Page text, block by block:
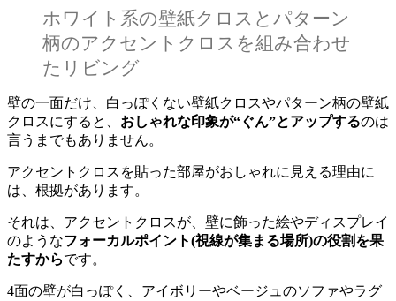
ホワイト系の壁紙クロスとパターン
柄のアクセントクロスを組み合わせ
たリビング
壁の一面だけ、白っぽくない壁紙クロスやパターン柄の壁紙
クロスにすると、 おしゃれな印象が“ぐん”とアップするのは
言うまでもありません。
アクセントクロスを貼った部屋がおしゃれに見える理由に
は、根拠があります。
それは、アクセントクロスが、壁に飾った絵やディスプレイ
のようなフォーカルポイント(視線が集まる場所)の役割を果
たすからです。
4面の壁が白っぽく、アイボリーやベージュのソファやラグ